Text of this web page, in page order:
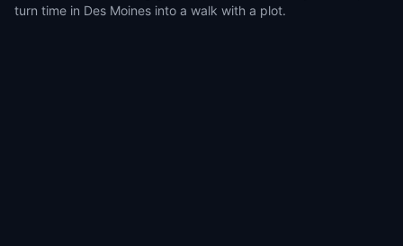
turn time in Des Moines into a walk with a plot.